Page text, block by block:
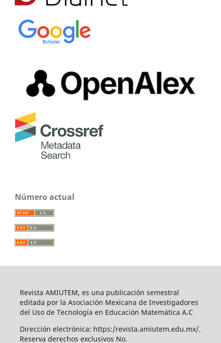
Número actual
Revista AMIUTEM, es una publicación semestral
editada por la Asociación Mexicana de Investigadores
del Uso de Tecnología en Educación Matemática A.C
Dirección electrónica: https:/revista.amiutem.edu.mx/.
Reserva derechos exclusivos No.